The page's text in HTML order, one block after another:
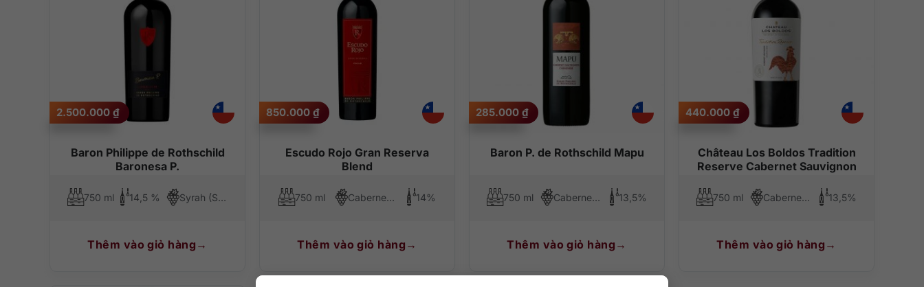
Baron Philippe de Rothschild
Baronesa P.
2.500.000 ₫
750 ml 14,5 % Syrah (Shiraz), Cabernet Franc, Petit Verdot, Cabernet Sauvignon, Carmenere
Thêm vào giỏ hàng
Escudo Rojo Gran Reserva
Blend
850.000 ₫
750 ml Cabernet Sauvignon, Carmenere, Cabernet Franc 14%
Thêm vào giỏ hàng
Baron P. de Rothschild Mapu
285.000 ₫
750 ml Cabernet Sauvignon, Carmenere 13,5%
Thêm vào giỏ hàng
Château Los Boldos Tradition
Reserve Cabernet Sauvignon
440.000 ₫
750 ml Cabernet Sauvignon 13,5%
Thêm vào giỏ hàng